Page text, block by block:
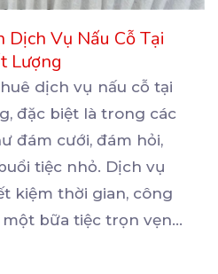
Vụ Nấu Cỗ Tại
Lượng
dịch vụ nấu cỗ tại
đặc biệt là trong các
đám cưới, đám hỏi,
tiệc nhỏ. Dịch vụ
kiệm thời gian, công
bữa tiệc trọn vẹn...